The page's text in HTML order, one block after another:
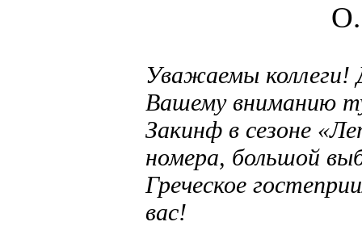
Уважаемы коллеги!
Вашему вниманию
Закинф в сезоне
номера, большой
Греческое
вас!